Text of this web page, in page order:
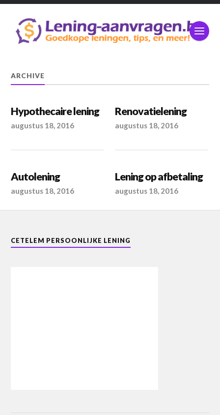
ARCHIVE
Hypothecaire lening
augustus 18, 2016
Renovatielening
augustus 18, 2016
Autolening
augustus 18, 2016
Lening op afbetaling
augustus 18, 2016
CETELEM PERSOONLIJKE LENING